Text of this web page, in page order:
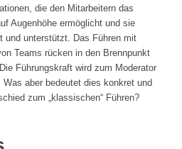
die den Mitarbeitern das
Augenhöhe ermöglicht und sie
und unterstützt. Das Führen mit
Teams rücken in den Brennpunkt
Führungskraft wird zum Moderator
aber bedeutet dies konkret und
zum „klassischen“ Führen?